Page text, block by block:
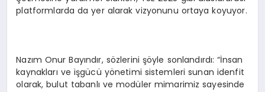
platformlarda da yer alarak vizyonunu ortaya koyuyor.
Nazım Onur Bayındır, sözlerini şöyle sonlandırdı: “İnsan
kaynakları ve işgücü yönetimi sistemleri sunan idenfit
olarak, bulut tabanlı ve modüler mimarimiz sayesinde